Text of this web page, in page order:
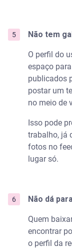
Não tem
O perfil do
espaço
publicados
postar um
no meio de
Isso pode
trabalho, já
fotos no
lugar só.
Não dá
Quem
encontrar
o perfil da